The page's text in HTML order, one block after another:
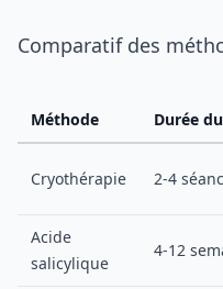
Comparatif des
Méthode Durée
Cryothérapie 2-4
Acide
salicylique
4-12